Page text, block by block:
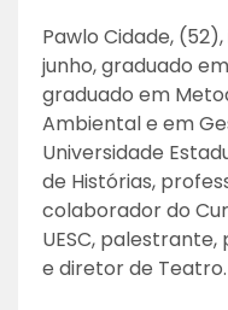
Pawlo Cidade,
junho, graduado
graduado em
Ambiental e em
Universidade
de Histórias,
colaborador do
UESC,
e diretor de Teatro.